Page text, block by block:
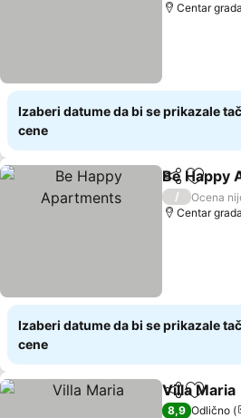
Centar
Izaberi datume da bi se prikazale
cene
Deli
Be Happy
/
Ocena
Centar
Izaberi datume da bi se prikazale
cene
Deli Dodati
Villa Maria
8,9 Odlično